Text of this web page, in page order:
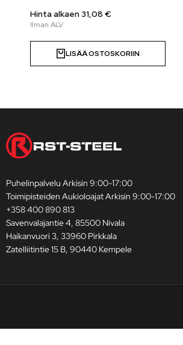
Hinta alkaen31,08 €
LISÄÄ OSTOSKORIIN
Puhelinpalvelu Arkisin 9:00-17:00
Toimipisteiden Aukioloajat Arkisin 9:00-17:00
+358 400 890 813
Savenvalajantie 4, 85500 Nivala
Haikanvuori 3, 33960 Pirkkala
Zatelliitintie 15 B, 90440 Kempele